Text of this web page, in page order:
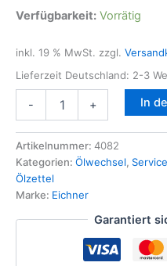
Verfügbarkeit: Vorrätig
inkl. 19 % MwSt. zzgl.
Lieferzeit Deutschland: 2-3
-
Aufkleber
Zündkerzen
Wechsel
Inspektion
Serviceaufkleber
+ In
Artikelnummer: 4082
Kategorien: Ölwechsel, Service
Ölzettel
Marke: Eichner
Garantiert